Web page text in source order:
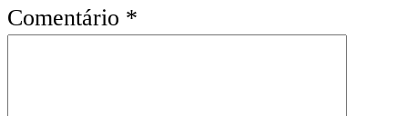
Comentário *